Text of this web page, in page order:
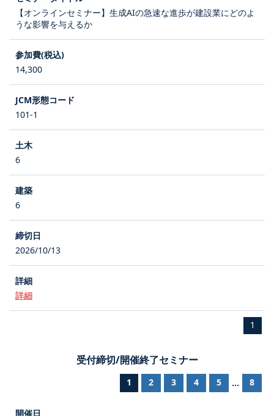
【オンラインセミナー】生成AIの急速な進歩が建設業にどのよ
うな影響を与えるか
14,300
101-1
6
6
2026/10/13
詳細
1
受付締切/開催終了セミナー
1 2 3 4 5 ... 8